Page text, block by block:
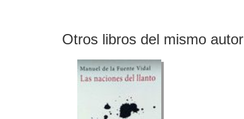
Otros libros del mismo autor